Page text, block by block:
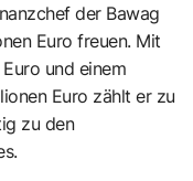
der Bawag
Euro freuen. Mit
und einem
Euro zählt er zu
zu den